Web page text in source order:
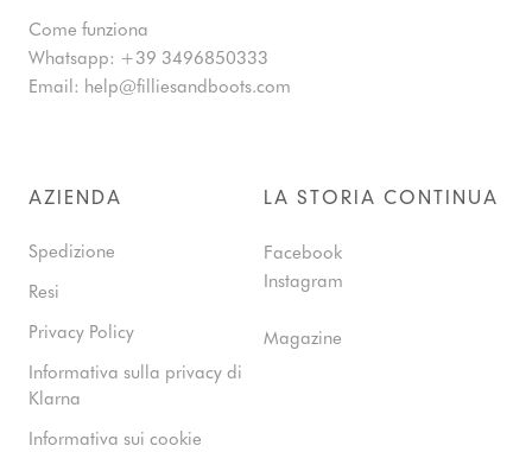
Come funziona
Whatsapp: +39 3496850333
Email: help@filliesandboots.com
AZIENDA
Spedizione
Resi
Privacy Policy
Informativa sulla privacy di
Klarna
Informativa sui cookie
LA STORIA CONTINUA
Facebook
Instagram
Magazine